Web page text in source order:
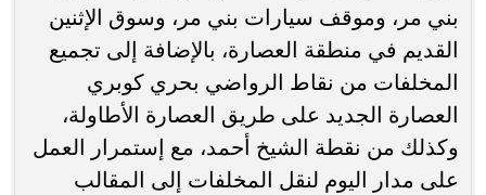
بني مر، وموقف سيارات بني مر، وسوق الإثنين
القديم في منطقة العصارة، بالإضافة إلى تجميع
المخلفات من نقاط الرواضي بحري كوبري
العصارة الجديد على طريق العصارة الأطاولة،
وكذلك من نقطة الشيخ أحمد، مع إستمرار العمل
على مدار اليوم لنقل المخلفات إلى المقالب